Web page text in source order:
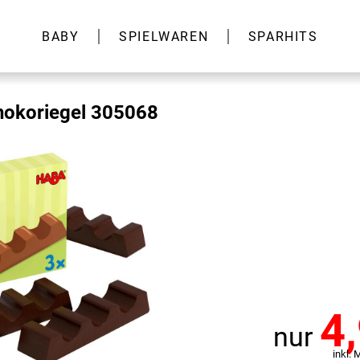
BABY SPIELWAREN SPARHITS
305068
nur
inkl.